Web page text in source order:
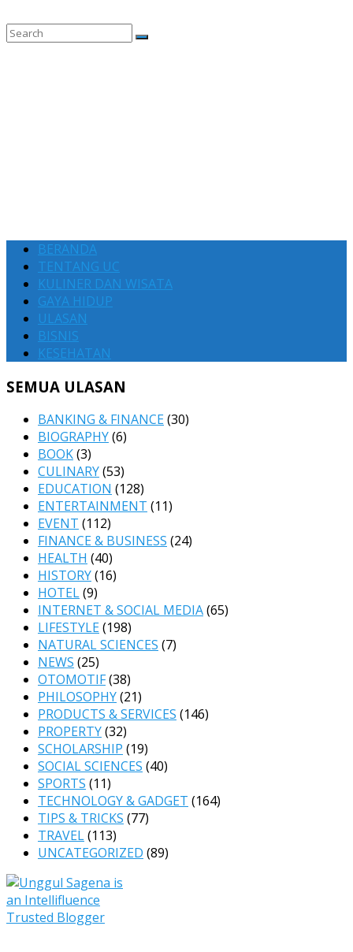
BERANDA
TENTANG UC
KULINER DAN WISATA
GAYA HIDUP
ULASAN
BISNIS
KESEHATAN
SEMUA ULASAN
BANKING & FINANCE(30)
BIOGRAPHY(6)
BOOK(3)
CULINARY(53)
EDUCATION (128)
ENTERTAINMENT (11)
EVENT (112)
FINANCE & BUSINESS (24)
HEALTH (40)
HISTORY(16)
HOTEL(9)
INTERNET & SOCIAL MEDIA(65)
LIFESTYLE(198)
NATURAL SCIENCES (7)
NEWS (25)
OTOMOTIF(38)
PHILOSOPHY(21)
PRODUCTS & SERVICES (146)
PROPERTY(32)
SCHOLARSHIP (19)
SOCIAL SCIENCES (40)
SPORTS (11)
TECHNOLOGY & GADGET (164)
TIPS & TRICKS (77)
TRAVEL(113)
UNCATEGORIZED (89)